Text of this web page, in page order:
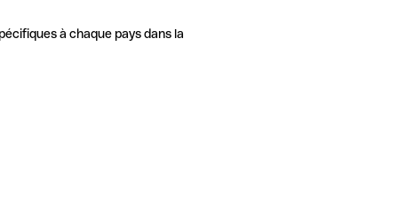
à chaque pays dans la